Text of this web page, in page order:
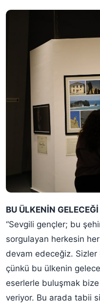
BU ÜLKENİN
“Sevgili gençler; bu
sorgulayan herkesin
devam edeceğiz.
çünkü bu ülkenin
eserlerle buluşmak
veriyor. Bu arada tabii